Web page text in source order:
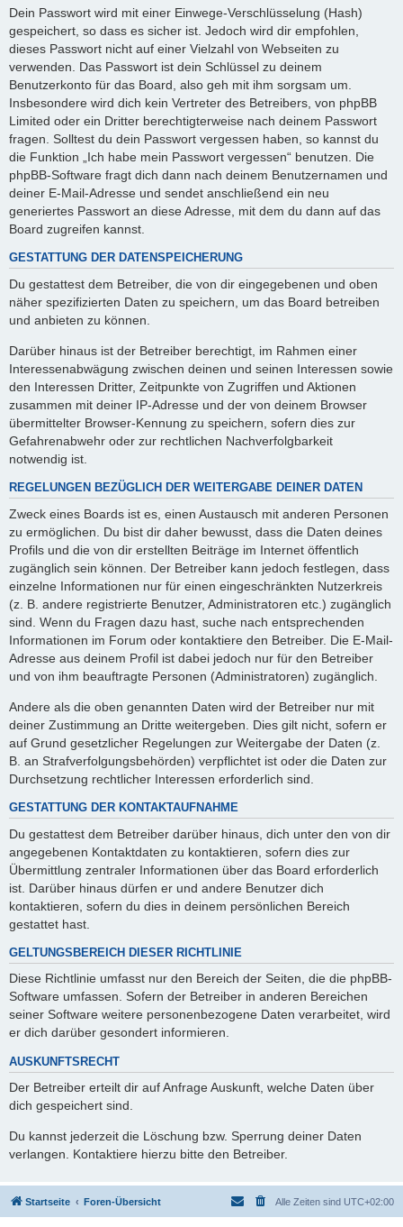
Dein Passwort wird mit einer Einwege-Verschlüsselung (Hash)
gespeichert, so dass es sicher ist. Jedoch wird dir empfohlen,
dieses Passwort nicht auf einer Vielzahl von Webseiten zu
verwenden. Das Passwort ist dein Schlüssel zu deinem
Benutzerkonto für das Board, also geh mit ihm sorgsam um.
Insbesondere wird dich kein Vertreter des Betreibers, von phpBB
Limited oder ein Dritter berechtigterweise nach deinem Passwort
fragen. Solltest du dein Passwort vergessen haben, so kannst du
die Funktion „Ich habe mein Passwort vergessen“ benutzen. Die
phpBB-Software fragt dich dann nach deinem Benutzernamen und
deiner E-Mail-Adresse und sendet anschließend ein neu
generiertes Passwort an diese Adresse, mit dem du dann auf das
Board zugreifen kannst.
GESTATTUNG DER DATENSPEICHERUNG
Du gestattest dem Betreiber, die von dir eingegebenen und oben
näher spezifizierten Daten zu speichern, um das Board betreiben
und anbieten zu können.
Darüber hinaus ist der Betreiber berechtigt, im Rahmen einer
Interessenabwägung zwischen deinen und seinen Interessen sowie
den Interessen Dritter, Zeitpunkte von Zugriffen und Aktionen
zusammen mit deiner IP-Adresse und der von deinem Browser
übermittelter Browser-Kennung zu speichern, sofern dies zur
Gefahrenabwehr oder zur rechtlichen Nachverfolgbarkeit
notwendig ist.
REGELUNGEN BEZÜGLICH DER WEITERGABE DEINER DATEN
Zweck eines Boards ist es, einen Austausch mit anderen Personen
zu ermöglichen. Du bist dir daher bewusst, dass die Daten deines
Profils und die von dir erstellten Beiträge im Internet öffentlich
zugänglich sein können. Der Betreiber kann jedoch festlegen, dass
einzelne Informationen nur für einen eingeschränkten Nutzerkreis
(z. B. andere registrierte Benutzer, Administratoren etc.) zugänglich
sind. Wenn du Fragen dazu hast, suche nach entsprechenden
Informationen im Forum oder kontaktiere den Betreiber. Die E-Mail-
Adresse aus deinem Profil ist dabei jedoch nur für den Betreiber
und von ihm beauftragte Personen (Administratoren) zugänglich.
Andere als die oben genannten Daten wird der Betreiber nur mit
deiner Zustimmung an Dritte weitergeben. Dies gilt nicht, sofern er
auf Grund gesetzlicher Regelungen zur Weitergabe der Daten (z.
B. an Strafverfolgungsbehörden) verpflichtet ist oder die Daten zur
Durchsetzung rechtlicher Interessen erforderlich sind.
GESTATTUNG DER KONTAKTAUFNAHME
Du gestattest dem Betreiber darüber hinaus, dich unter den von dir
angegebenen Kontaktdaten zu kontaktieren, sofern dies zur
Übermittlung zentraler Informationen über das Board erforderlich
ist. Darüber hinaus dürfen er und andere Benutzer dich
kontaktieren, sofern du dies in deinem persönlichen Bereich
gestattet hast.
GELTUNGSBEREICH DIESER RICHTLINIE
Diese Richtlinie umfasst nur den Bereich der Seiten, die die phpBB-
Software umfassen. Sofern der Betreiber in anderen Bereichen
seiner Software weitere personenbezogene Daten verarbeitet, wird
er dich darüber gesondert informieren.
AUSKUNFTSRECHT
Der Betreiber erteilt dir auf Anfrage Auskunft, welche Daten über
dich gespeichert sind.
Du kannst jederzeit die Löschung bzw. Sperrung deiner Daten
verlangen. Kontaktiere hierzu bitte den Betreiber.
Startseite Foren-Übersicht Alle Zeiten sind UTC+02:00